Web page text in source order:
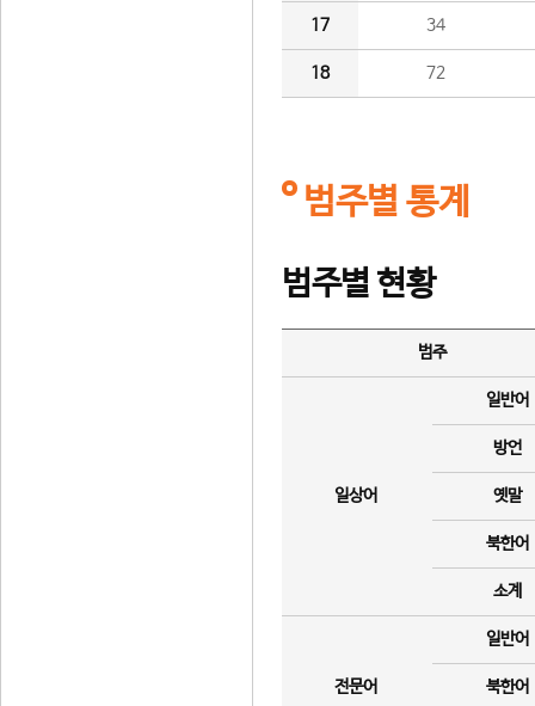
17 34
18 72
범주별 통계
범주별 현황
범주
일상어
일반어
방언
옛말
북한어
소계
전문어
일반어
북한어